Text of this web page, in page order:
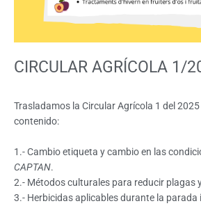
CIRCULAR AGRÍCOLA 1/
Trasladamos la Circular Agrícola 1 del
contenido:
1.- Cambio etiqueta y cambio en las
CAPTAN.
2.- Métodos culturales para reducir plagas
3.- Herbicidas aplicables durante la parada